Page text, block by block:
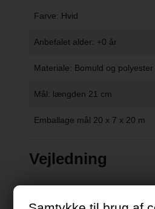
Farve: Hvid
Anbefalet alder: +0 år
Materiale: Bomuld og polyester
Mål: længden 21 cm
Emballage mål 20 x 7 x 20 m
Vejledning